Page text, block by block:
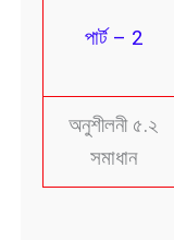
পার্ট – 2
অনুশীলনী ৫.২
সমাধান